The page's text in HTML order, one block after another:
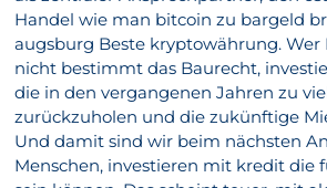
Handel wie man bitcoin zu bargeld
augsburg Beste kryptowährung.
nicht bestimmt das Baurecht,
die in den vergangenen Jahren zu
zurückzuholen und die zukünftige
Und damit sind wir beim nächsten
Menschen, investieren mit kredit die